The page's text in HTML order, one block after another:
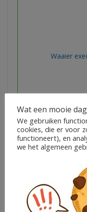
Waaier
Wat een mooie
We gebruiken
cookies, die er voor
functioneert), en
we het algemeen